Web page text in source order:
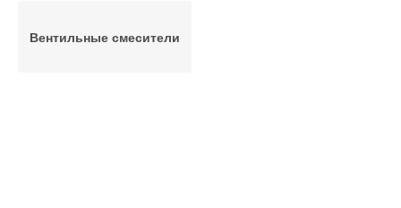
Вентильные смесители